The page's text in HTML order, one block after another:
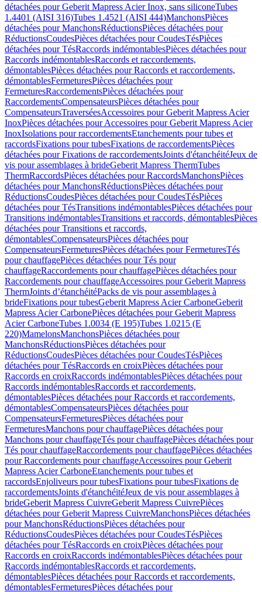
détachées pour Geberit Mapress Acier Inox, sans siliconeTubes
1.4401 (AISI 316)Tubes 1.4521 (AISI 444)ManchonsPièces
détachées pour ManchonsRéductionsPièces détachées pour
RéductionsCoudesPièces détachées pour CoudesTésPièces
détachées pour TésRaccords indémontablesPièces détachées pour
Raccords indémontablesRaccords et raccordements,
démontablesPièces détachées pour Raccords et raccordements,
démontablesFermeturesPièces détachées pour
FermeturesRaccordementsPièces détachées pour
RaccordementsCompensateursPièces détachées pour
CompensateursTraverséesAccessoires pour Geberit Mapress Acier
InoxPièces détachées pour Accessoires pour Geberit Mapress Acier
InoxIsolations pour raccordementsEtanchements pour tubes et
raccordsFixations pour tubesFixations de raccordementsPièces
détachées pour Fixations de raccordementsJoints d'étanchéitéJeux de
vis pour assemblages à brideGeberit Mapress ThermTubes
ThermRaccordsPièces détachées pour RaccordsManchonsPièces
détachées pour ManchonsRéductionsPièces détachées pour
RéductionsCoudesPièces détachées pour CoudesTésPièces
détachées pour TésTransitions indémontablesPièces détachées pour
Transitions indémontablesTransitions et raccords, démontablesPièces
détachées pour Transitions et raccords,
démontablesCompensateursPièces détachées pour
CompensateursFermeturesPièces détachées pour FermeturesTés
pour chauffagePièces détachées pour Tés pour
chauffageRaccordements pour chauffagePièces détachées pour
Raccordements pour chauffageAccessoires pour Geberit Mapress
ThermJoints d’étanchéitéPacks de vis pour assemblages à
brideFixations pour tubesGeberit Mapress Acier CarboneGeberit
Mapress Acier CarbonePièces détachées pour Geberit Mapress
Acier CarboneTubes 1.0034 (E 195)Tubes 1.0215 (E
220)MamelonsManchonsPièces détachées pour
ManchonsRéductionsPièces détachées pour
RéductionsCoudesPièces détachées pour CoudesTésPièces
détachées pour TésRaccords en croixPièces détachées pour
Raccords en croixRaccords indémontablesPièces détachées pour
Raccords indémontablesRaccords et raccordements,
démontablesPièces détachées pour Raccords et raccordements,
démontablesCompensateursPièces détachées pour
CompensateursFermeturesPièces détachées pour
FermeturesManchons pour chauffagePièces détachées pour
Manchons pour chauffageTés pour chauffagePièces détachées pour
Tés pour chauffageRaccordements pour chauffagePièces détachées
pour Raccordements pour chauffageAccessoires pour Geberit
Mapress Acier CarboneEtanchements pour tubes et
raccordsEnjoliveurs pour tubesFixations pour tubesFixations de
raccordementsJoints d'étanchéitéJeux de vis pour assemblages à
brideGeberit Mapress CuivreGeberit Mapress CuivrePièces
détachées pour Geberit Mapress CuivreManchonsPièces détachées
pour ManchonsRéductionsPièces détachées pour
RéductionsCoudesPièces détachées pour CoudesTésPièces
détachées pour TésRaccords en croixPièces détachées pour
Raccords en croixRaccords indémontablesPièces détachées pour
Raccords indémontablesRaccords et raccordements,
démontablesPièces détachées pour Raccords et raccordements,
démontablesFermeturesPièces détachées pour